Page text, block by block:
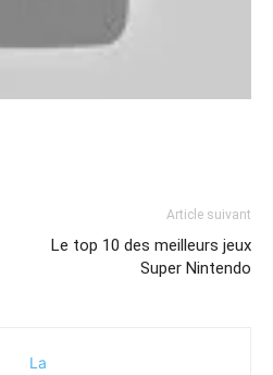
Article suivant
Le top 10 des meilleurs jeux
Super Nintendo